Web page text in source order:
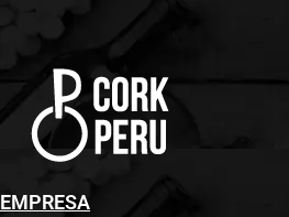
EMPRESA